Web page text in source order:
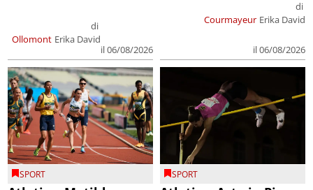
Ollomont
di
Erika David
il 06/08/2026
Courmayeur
di
Erika David
il 06/08/2026
SPORT SPORT